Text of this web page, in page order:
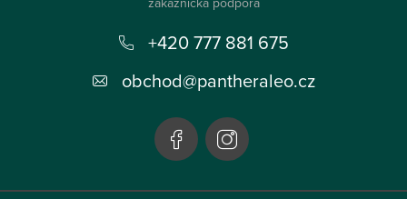
+420 777 881 675
obchod@pantheraleo.cz